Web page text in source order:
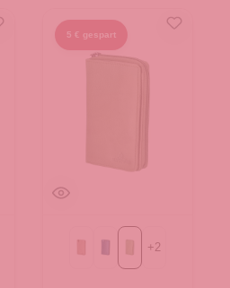
5 € gespart
beigeblau grün
+2